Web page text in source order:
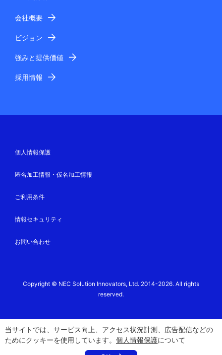
当サイトでは、サービス向上、アクセス状況計測、広告配信などの
ためにクッキーを使用しています。 個人情報保護について
にお送りするものですので、回答内容の一部または全部
を転載、二次利用することはご遠慮ください。
お客さまが提供された個人情報の確認、訂正などを希望
ことにより適宜対応させていただきます。こちらまでご
連絡ください。
E-mail：kaikei-jinkyu@nes.jp.nec.com
個人情報保護方針及び当社の個人情報の取扱いに関する
ージをご覧ください。
は、保護者（ほごしゃ）の方の同意（どうい）を得
お客さまからいただいた電子メールアドレスに誤りがあ
会社概要
ビジョン
強みと提供価値
採用情報
個人情報保護
匿名加工情報・仮名加工情報
ご利用条件
情報セキュリティ
お問い合わせ
Copyright © NEC Solution Innovators, Ltd. 2014-2026. All rights
reserved.